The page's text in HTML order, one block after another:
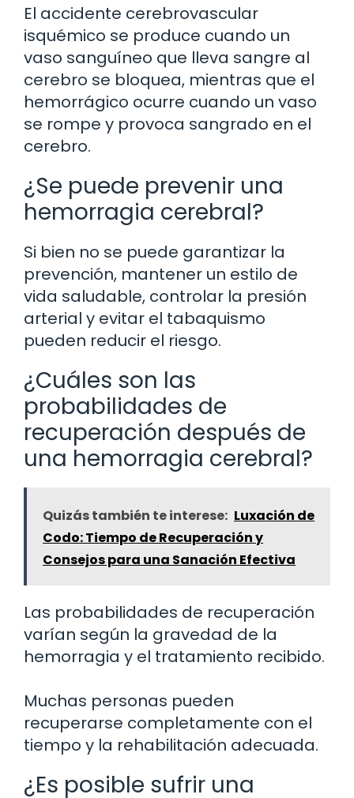
El accidente cerebrovascular
isquémico se produce cuando un
vaso sanguíneo que lleva sangre al
cerebro se bloquea, mientras que el
hemorrágico ocurre cuando un vaso
se rompe y provoca sangrado en el
cerebro.
¿Se puede prevenir una
hemorragia cerebral?
Si bien no se puede garantizar la
prevención, mantener un estilo de
vida saludable, controlar la presión
arterial y evitar el tabaquismo
pueden reducir el riesgo.
¿Cuáles son las
probabilidades de
recuperación después de
una hemorragia cerebral?
Quizás también te interese: Luxación de
Codo: Tiempo de Recuperación y
Consejos para una Sanación Efectiva
Las probabilidades de recuperación
varían según la gravedad de la
hemorragia y el tratamiento recibido.
Muchas personas pueden
recuperarse completamente con el
tiempo y la rehabilitación adecuada.
¿Es posible sufrir una